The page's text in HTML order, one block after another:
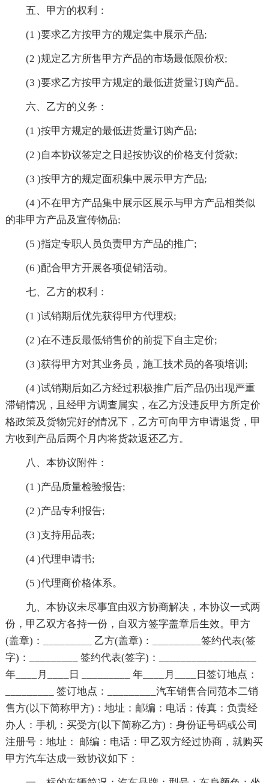
五、甲方的权利：
(1 )要求乙方按甲方的规定集中展示产品;
(2 )规定乙方所售甲方产品的市场最低限价权;
(3 )要求乙方按甲方规定的最低进货量订购产品。
六、乙方的义务：
(1 )按甲方规定的最低进货量订购产品;
(2 )自本协议签定之日起按协议的价格支付货款;
(3 )按甲方的规定面积集中展示甲方产品;
(4 )不在甲方产品集中展示区展示与甲方产品相类似
的非甲方产品及宣传物品;
(5 )指定专职人员负责甲方产品的推广;
(6 )配合甲方开展各项促销活动。
七、乙方的权利：
(1 )试销期后优先获得甲方代理权;
(2 )在不违反最低销售价的前提下自主定价;
(3 )获得甲方对其业务员，施工技术员的各项培训;
(4 )试销期后如乙方经过积极推广后产品仍出现严重
滞销情况，且经甲方调查属实，在乙方没违反甲方所定价
格政策及货物完好的情况下，乙方可向甲方申请退货，甲
方收到产品后两个月内将货款返还乙方。
八、本协议附件：
(1 )产品质量检验报告;
(2 )产品专利报告;
(3 )支持用品表;
(4 )代理申请书;
(5 )代理商价格体系。
九、本协议未尽事宜由双方协商解决，本协议一式两
份，甲乙双方各持一份，自双方签字盖章后生效。甲方
(盖章)：_________ 乙方(盖章)：_________签约代表(签
字)：_________ 签约代表(签字)：__________________
年____月____日 _________ 年____月____日签订地点：
_________ 签订地点：_________汽车销售合同范本二销
售方(以下简称甲方)：地址：邮编：电话：传真：负责经
办人：手机：买受方(以下简称乙方)：身份证号码或公司
注册号：地址： 邮编：电话：甲乙双方经过协商，就购买
甲方汽车达成一致协议如下：